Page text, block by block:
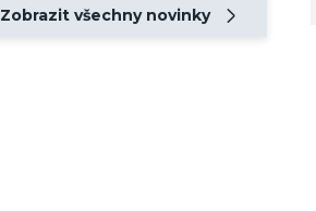
Zobrazit všechny novinky